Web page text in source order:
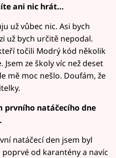
ani nic hrát…
už vůbec nic. Asi bych
už bych určitě nepodal.
točili Modrý kód několik
ze školy víc než deset
mě moc nešlo. Doufám, že
prvního natáčecího dne
natáčecí den jsem byl
od karantény a navíc